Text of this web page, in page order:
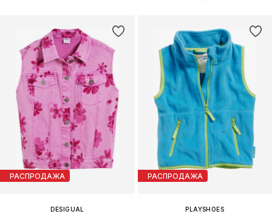
РАСПРОДАЖА
DESIGUAL
РАСПРОДАЖА
PLAYSHOES